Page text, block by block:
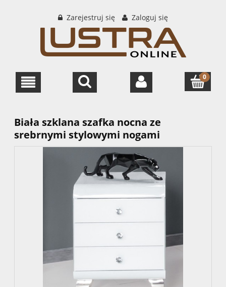
Zarejestruj się Zaloguj się
Biała szklana szafka nocna ze
srebrnymi stylowymi nogami